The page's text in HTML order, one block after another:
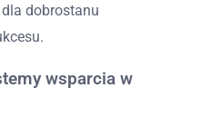
dobrostanu
wsparcia w